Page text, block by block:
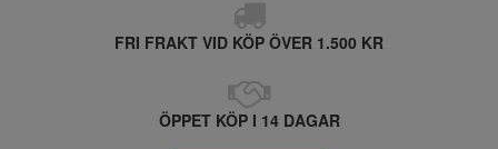
FRI FRAKT VID KÖP ÖVER 1.500 KR
ÖPPET KÖP I 14 DAGAR